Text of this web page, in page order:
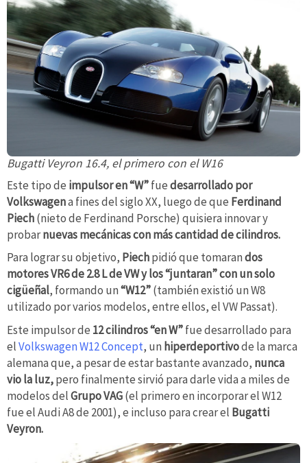
Bugatti Veyron 16.4, el primero con el W16
Este tipo de impulsor en “W”fuedesarrollado por
Volkswagena fines del siglo XX, luego de que Ferdinand
Piech(nieto de Ferdinand Porsche) quisiera innovar y
probarnuevas mecánicas con más cantidad de cilindros.
Para lograr su objetivo, Piechpidió que tomarandos
motores VR6 de 2.8 L de VWy los “juntaran” con un solo
cigüeñal, formando un“W12”(también existió un W8
utilizado por varios modelos, entre ellos, el VW Passat).
Este impulsor de 12 cilindros “en W”fue desarrollado para
elVolkswagen W12 Concept, un hiperdeportivode la marca
alemana que, a pesar de estar bastante avanzado, nunca
vio la luz,pero finalmente sirvió para darle vida a miles de
modelos delGrupo VAG(el primero en incorporar el W12
fue el Audi A8 de 2001), e incluso para crear el Bugatti
Veyron.